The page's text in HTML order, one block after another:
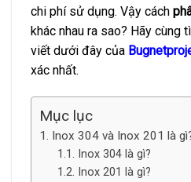
chi phí sử dụng. Vậy cách
khác nhau ra sao? Hãy cùng
viết dưới đây của
xác nhất.
Mục lục
Inox 304 và Inox 201 là
Inox 304 là gì?
Inox 201 là gì?